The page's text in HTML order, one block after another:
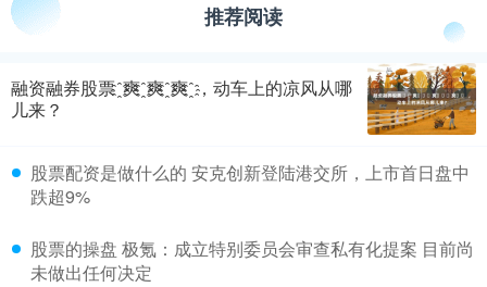
推荐阅读
融资融券股票 ҈ 爽 ҈ 爽 ҈ 爽 ҈ ，动车上的凉风从哪
儿来？
股票配资是做什么的 安克创新登陆港交所，上市首日盘中
跌超9%
股票的操盘 极氪：成立特别委员会审查私有化提案 目前尚
未做出任何决定